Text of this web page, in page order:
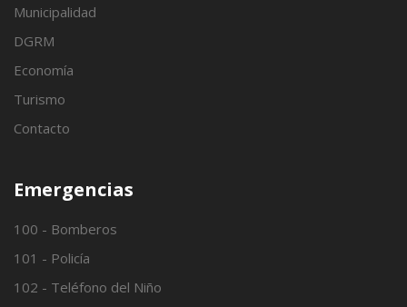
Municipalidad
DGRM
Economía
Turismo
Contacto
Emergencias
100 - Bomberos
101 - Policía
102 - Teléfono del Niño